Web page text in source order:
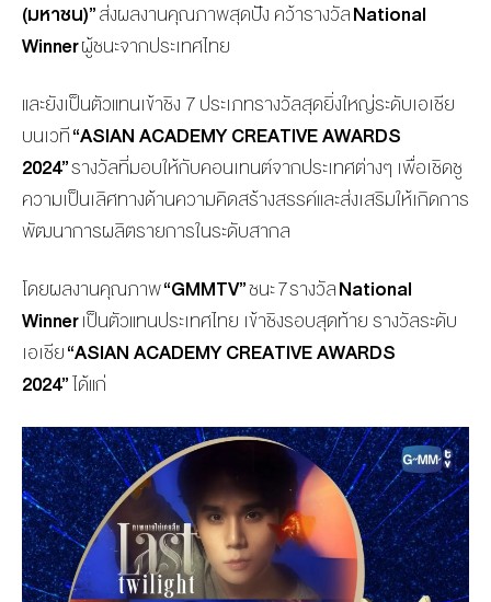
(มหาชน)”ส่งผลงานคุณภาพสุดปัง คว้ารางวัลNational
Winnerผู้ชนะจากประเทศไทย
และยังเป็นตัวแทนเข้าชิง 7 ประเภทรางวัลสุดยิ่งใหญ่ระดับเอเชีย
บนเวที“ASIAN ACADEMY CREATIVE AWARDS
2024”รางวัลที่มอบให้กับคอนเทนต์จากประเทศต่างๆ เพื่อเชิดชู
ความเป็นเลิศทางด้านความคิดสร้างสรรค์และส่งเสริมให้เกิดการ
พัฒนาการผลิตรายการในระดับสากล
โดยผลงานคุณภาพ“GMMTV”ชนะ 7 รางวัลNational
Winnerเป็นตัวแทนประเทศไทย เข้าชิงรอบสุดท้าย รางวัลระดับ
เอเชีย“ASIAN ACADEMY CREATIVE AWARDS
2024”ได้แก่